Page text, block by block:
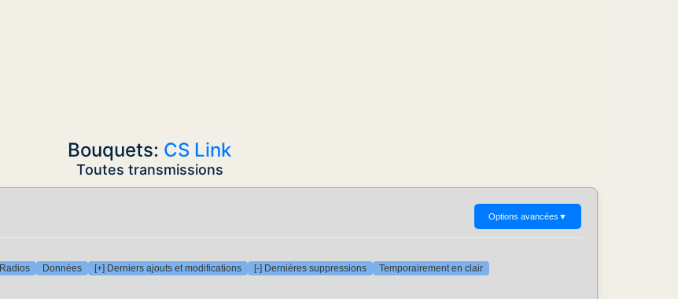
Bouquets: CS Link
Toutes transmissions
Options avancées ▼
Radios Données [+] Derniers ajouts et modifications [-] Dernières suppressions Temporairement en clair